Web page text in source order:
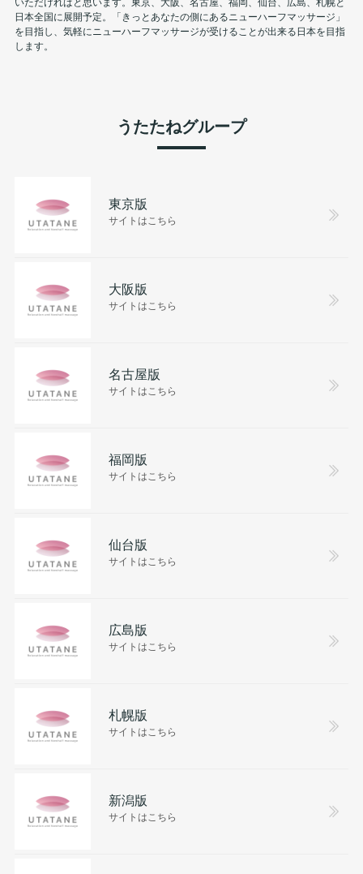
日本全国に展開予定。「きっとあなたの側にあるニューハーフマッサージ」
を目指し、気軽にニューハーフマッサージが受けることが出来る日本を目指
します。
うたたねグループ
東京版
サイトはこちら
大阪版
サイトはこちら
名古屋版
サイトはこちら
福岡版
サイトはこちら
仙台版
サイトはこちら
広島版
サイトはこちら
札幌版
サイトはこちら
新潟版
サイトはこちら